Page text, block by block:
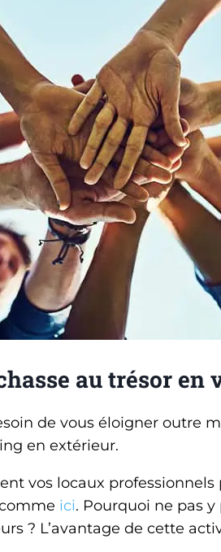
au trésor en
de vous éloigner outre
en extérieur.
vos locaux
ici. Pourquoi ne pas
? L’avantage de cette